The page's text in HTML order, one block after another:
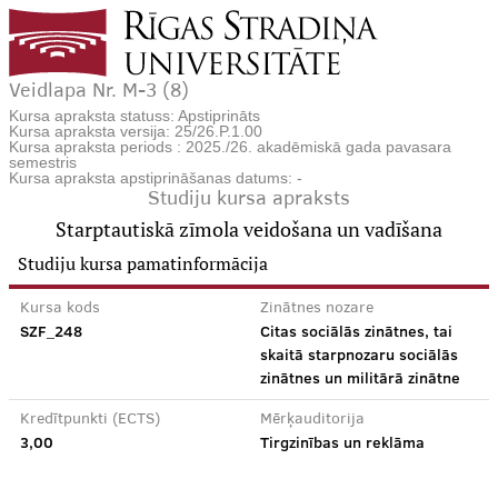
Veidlapa Nr. M-3 (8)
Kursa apraksta statuss: Apstiprināts
Kursa apraksta versija: 25/26.P.1.00
Kursa apraksta periods : 2025./26. akadēmiskā gada pavasara
semestris
Kursa apraksta apstiprināšanas datums: -
Studiju kursa apraksts
Starptautiskā zīmola veidošana un vadīšana
Studiju kursa pamatinformācija
Kursa kods
SZF_248
Zinātnes nozare
Citas sociālās zinātnes, tai
skaitā starpnozaru sociālās
zinātnes un militārā zinātne
Kredītpunkti (ECTS)
3,00
Mērķauditorija
Tirgzinības un reklāma